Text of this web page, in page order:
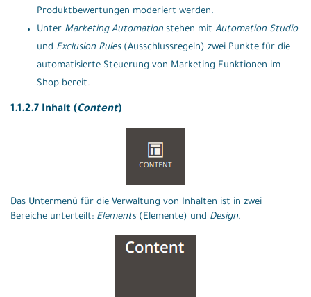
Produktbewertungen moderiert werden.
Unter Marketing Automationstehen mit Automation Studio
und Exclusion Rules(Ausschlussregeln) zwei Punkte für die
automatisierte Steuerung von Marketing-Funktionen im
Shop bereit.
1.1.2.7 Inhalt (Content)
Das Untermenü für die Verwaltung von Inhalten ist in zwei
Bereiche unterteilt: Elements(Elemente) und Design.